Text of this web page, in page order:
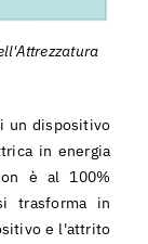
un dispositivo
in energia
è al 100%
trasforma in
e l'attrito